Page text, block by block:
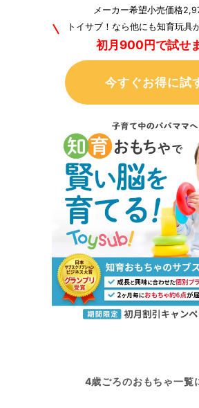
メーカー希望小売価格
トイサブ！なら他にも知育玩具
初月900円で試せ
今すぐお得に試
4歳ごろのおもちゃ一覧